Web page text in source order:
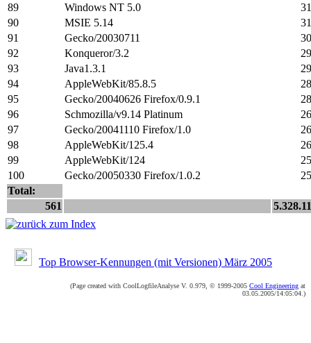
89
Windows NT 5.0
90
MSIE 5.14
91
Gecko/20030711
92
Konqueror/3.2
93
Java1.3.1
94
AppleWebKit/85.8.5
95
Gecko/20040626 Firefox/0.9.1
96
Schmozilla/v9.14 Platinum
97
Gecko/20041110 Firefox/1.0
98
AppleWebKit/125.4
99
AppleWebKit/124
100
Gecko/20050330 Firefox/1.0.2
Total:
561
Top Browser-Kennungen (mit Versionen) März 2005
(Page created with CoolLogfileAnalyse V. 0.979, © 1999-2005 Cool Engineering at
03.05.2005/14:05:04.)